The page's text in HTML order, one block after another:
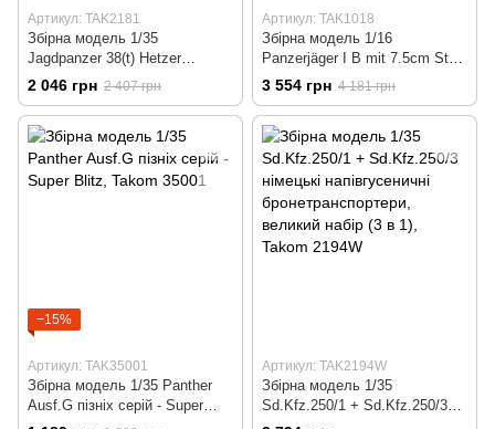
Артикул: TAK2181
Збірна модель 1/35
Jagdpanzer 38(t) Hetzer
командирський варіант, з
інтер'єром та Winterketten,
Takom 2181
2 046 грн 2 407 грн
Артикул: TAK1018
Збірна модель 1/16
Panzerjäger I B mit 7.5cm StuK
40 L/48, Takom 1018
3 554 грн 4 181 грн
−15%
Артикул: TAK35001
Збірна модель 1/35 Panther
Ausf.G пізніх серій - Super
Blitz, Takom 35001
Артикул: TAK2194W
Збірна модель 1/35
Sd.Kfz.250/1 + Sd.Kfz.250/3
німецькі напівгусеничні